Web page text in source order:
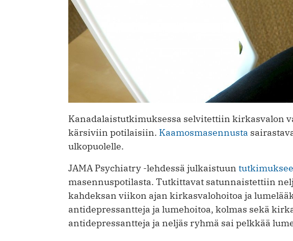
Kanadalaistutkimuksessa selvitettiin kirkasvalon
kärsiviin potilaisiin. Kaamosmasennusta
ulkopuolelle.
JAMA Psychiatry -lehdessä julkaistuun
masennuspotilasta. Tutkittavat satunnaistettiin
kahdeksan viikon ajan kirkasvalohoitoa ja
antidepressantteja ja lumehoitoa, kolmas sekä
antidepressantteja ja neljäs ryhmä sai pelkkää